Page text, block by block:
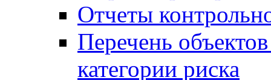
Отчеты
Перечень
категории риска